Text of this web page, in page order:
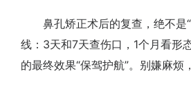
鼻孔矫正术后的复查，绝不是“
线：3天和7天查伤口，1个月看形
的最终效果“保驾护航”。别嫌麻